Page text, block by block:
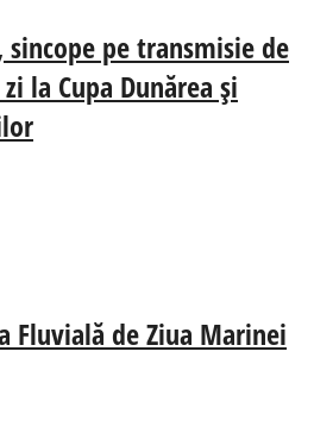
sincope pe transmisie de
la Cupa Dunărea și
Fluvială de Ziua Marinei